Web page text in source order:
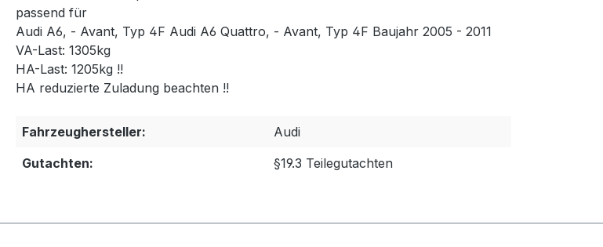
passend für
Audi A6, - Avant, Typ 4F Audi A6 Quattro, - Avant, Typ 4F Baujahr 2005 - 2011
VA-Last: 1305kg
HA-Last: 1205kg !!
HA reduzierte Zuladung beachten !!
Fahrzeughersteller:
Audi
Gutachten:
§19.3 Teilegutachten